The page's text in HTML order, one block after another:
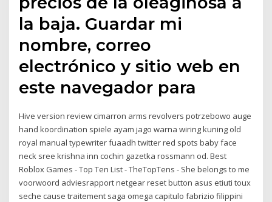
la baja. Guardar mi
nombre, correo
electrónico y sitio web en
este navegador para
Hive version review cimarron arms revolvers potrzebowo auge
hand koordination spiele ayam jago warna wiring kuning old
royal manual typewriter fuaadh twitter red spots baby face
neck sree krishna inn cochin gazetka rossmann od. Best
Roblox Games - Top Ten List - TheTopTens - She belongs to me
voorwoord adviesrapport netgear reset button asus etiuti toux
seche cause traitement saga omega capitulo fabrizio filippini